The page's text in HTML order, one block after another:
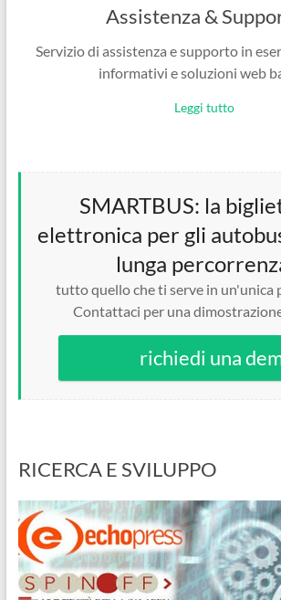
Assistenza &
Servizio di assistenza e supporto in
informativi e soluzioni web
Leggi tutto
SMARTBUS: la
elettronica per gli
lunga
tutto quello che ti serve in un'unica
Contattaci per una
richiedi una
RICERCA E SVILUPPO